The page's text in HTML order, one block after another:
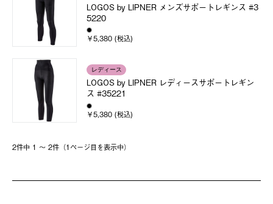
LOGOS by LIPNER メンズサポートレギンス #3
5220
￥5,380 (税込)
レディース
LOGOS by LIPNER レディースサポートレギン
ス #35221
￥5,380 (税込)
2件中 1 〜 2件（1ページ⽬を表⽰中）